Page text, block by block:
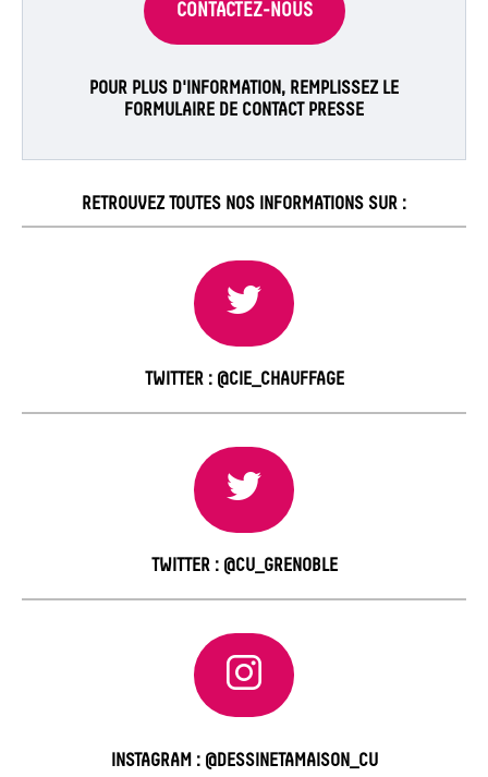
CONTACTEZ-NOUS
POUR PLUS D'INFORMATION, REMPLISSEZ LE
FORMULAIRE DE CONTACT PRESSE
RETROUVEZ TOUTES NOS INFORMATIONS SUR :
TWITTER : @CIE_CHAUFFAGE
TWITTER : @CU_GRENOBLE
INSTAGRAM : @DESSINETAMAISON_CU